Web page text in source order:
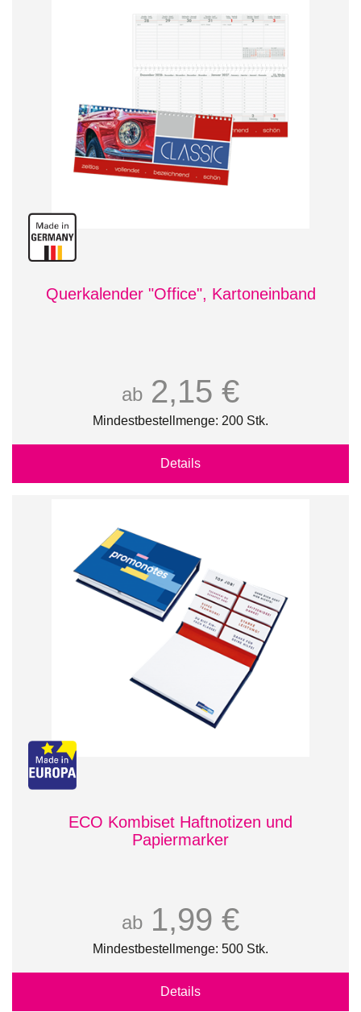
Querkalender "Office", Kartoneinband
ab 2,15 €
Mindestbestellmenge: 200 Stk.
Details
ECO Kombiset Haftnotizen und
Papiermarker
ab 1,99 €
Mindestbestellmenge: 500 Stk.
Details